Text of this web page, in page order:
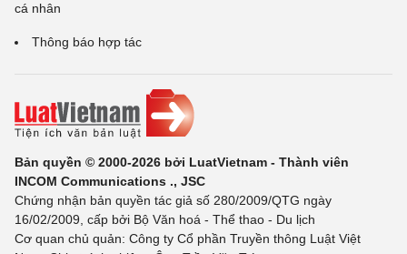
cá nhân
Thông báo hợp tác
Bản quyền © 2000-2026 bởi LuatVietnam - Thành viên
INCOM Communications ., JSC
Chứng nhận bản quyền tác giả số 280/2009/QTG ngày
16/02/2009, cấp bởi Bộ Văn hoá - Thể thao - Du lịch
Cơ quan chủ quản: Công ty Cổ phần Truyền thông Luật Việt